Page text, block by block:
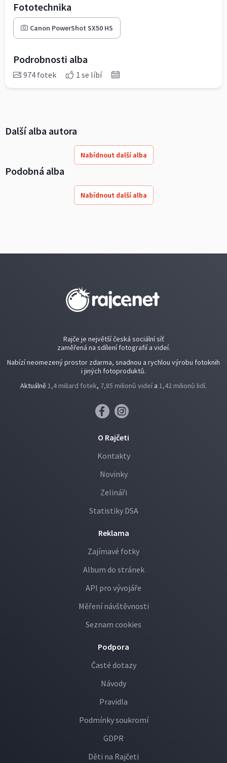
Fototechnika
Canon PowerShot SX50 HS
Podrobnosti alba
974 fotek 1 se líbí
Další alba autora
Nabídnout další alba
Podobná alba
Nabídnout další alba
Rajče je největší česká sociální síť
zaměřená na sdílení fotografií a videí.
Nabízí neomezený prostor zdarma, snadnou a rychlou výrobu fotoknih
i jiných fotoproduktů.
Aktuálně1,4 miliard fotek, 7,85 milionů videí a 1,42 milionů lidí.
O Rajčeti
Kontakty
Novinky
Zelináři
Statistiky DSA
Reklama
Zajímavé fotky
Album do stránek
API pro vývojáře
Měření návštěvnosti
Seznam cookies
Podpora
Časté dotazy
Návody
Pravidla
Podmínky soukromí
GDPR
Děti na Rajčeti